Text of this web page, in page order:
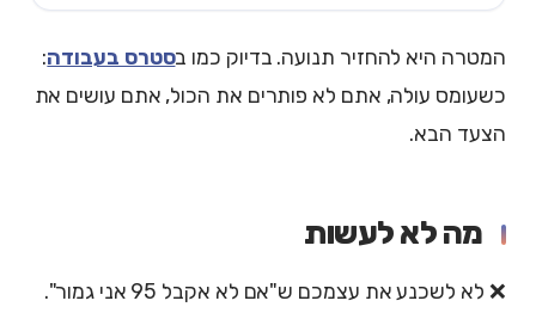
המטרה היא להחזיר תנועה. בדיוק כמו בסטרס בעבודה:
כשעומס עולה, אתם לא פותרים את הכול, אתם עושים את
הצעד הבא.
מה לא לעשות
❌ לא לשכנע את עצמכם ש"אם לא אקבל 95 אני גמור".